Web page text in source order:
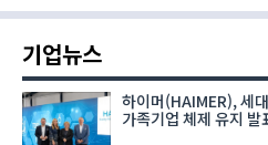
기업뉴스
하이머(HAIMER), 세
가족기업 체제 유지 발